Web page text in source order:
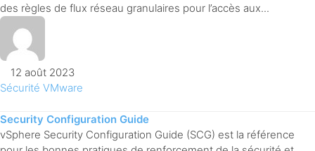
des règles de flux réseau granulaires pour l’accès aux...
12 août 2023
Sécurité VMware
Security Configuration Guide
vSphere Security Configuration Guide (SCG) est la référence